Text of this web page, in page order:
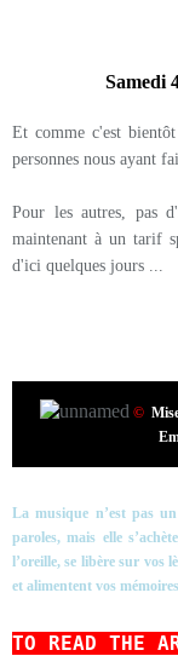
Samedi
Et comme c'est
personnes nous ayant
Pour les autres, pas
maintenant à un tarif
d'ici quelques jours ...
©
La musique n’est pas
paroles, mais elle
l’oreille, se libère sur vos
et alimentent vos
TO READ THE